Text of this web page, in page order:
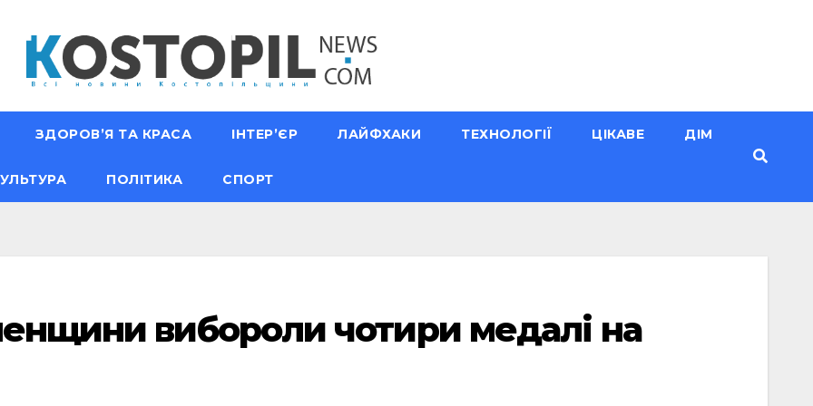
ЗДОРОВ’Я ТА КРАСА ІНТЕР’ЄР ЛАЙФХАКИ ТЕХНОЛОГІЇ ЦІКАВЕ ДІМ
ПОЛІТИКА СПОРТ
вибороли чотири медалі на